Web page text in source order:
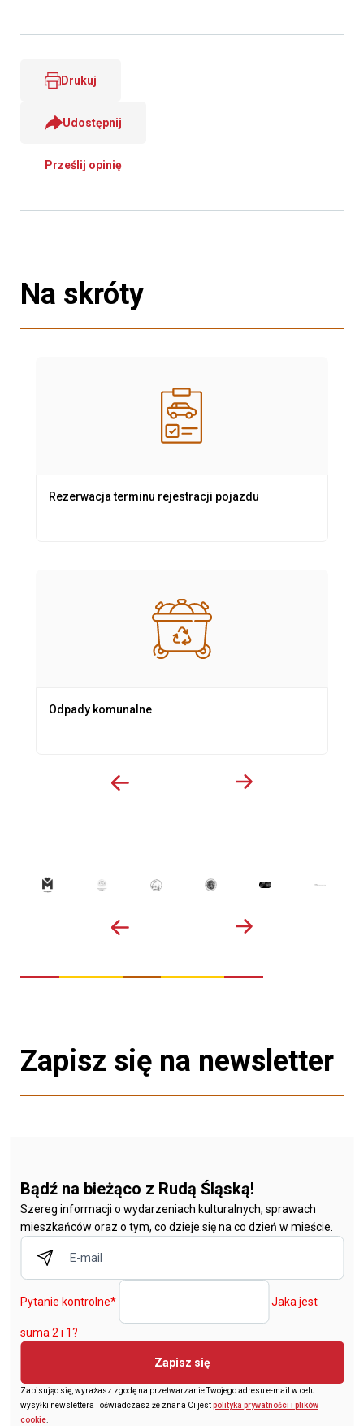
Drukuj
Udostępnij
Prześlij opinię
Na skróty
Rezerwacja terminu rejestracji pojazdu
Odpady komunalne
Zapisz się na newsletter
Bądź na bieżąco z Rudą Śląską!
Szereg informacji o wydarzeniach kulturalnych, sprawach
mieszkańców oraz o tym, co dzieje się na co dzień w mieście.
Pytanie kontrolne* Jaka jest
suma 2 i 1?
Zapisz się
Zapisując się, wyrażasz zgodę na przetwarzanie Twojego adresu e-mail w celu
wysyłki newslettera i oświadczasz że znana Ci jestpolityka prywatności i plików
cookie